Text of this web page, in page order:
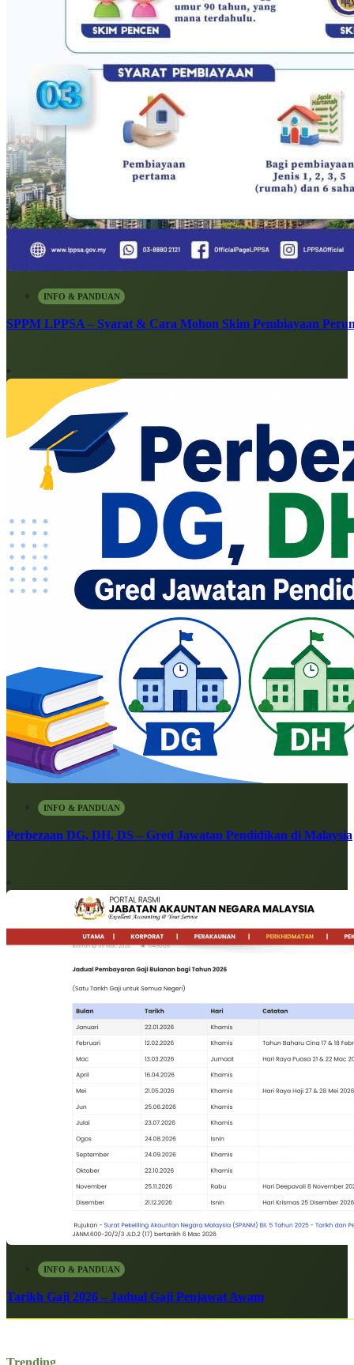
INFO & PANDUAN
SPPM LPPSA – Syarat & Cara Mohon Skim Pembiayaan
INFO & PANDUAN
Perbezaan DG, DH, DS – Gred Jawatan Pendidikan di Malaysia
INFO & PANDUAN
Tarikh Gaji 2026 – Jadual Gaji Penjawat Awam